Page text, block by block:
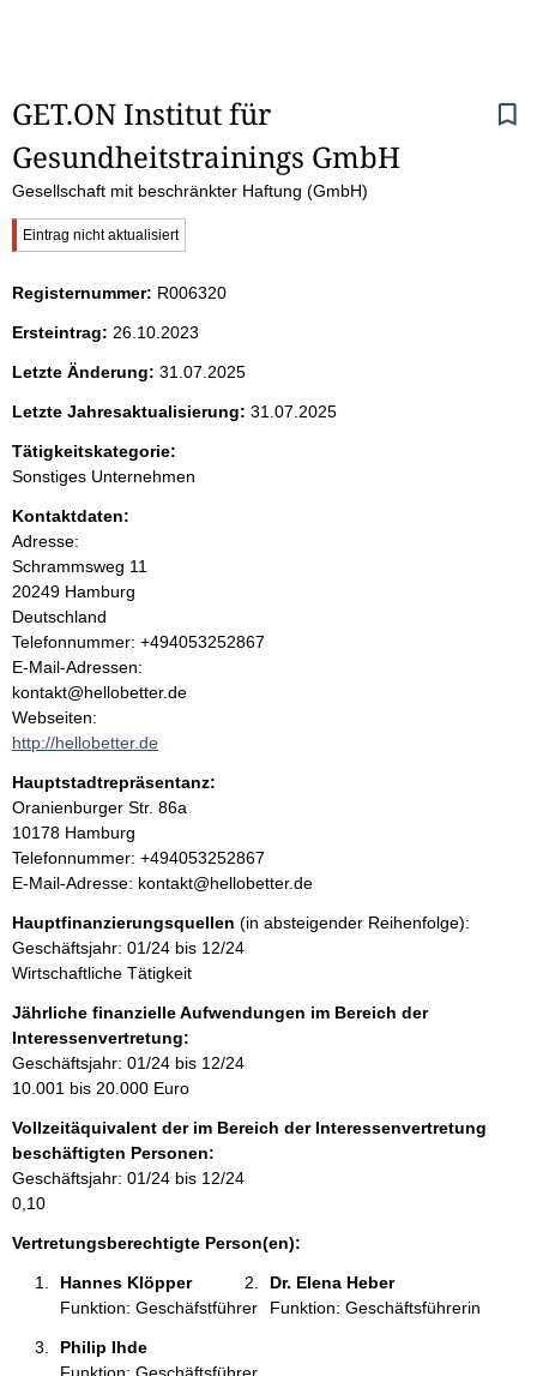
S
e
i
t
e
n
i
n
h
a
l
t
GET.ON Institut für
Gesundheitstrainings GmbH
Gesellschaft mit beschränkter Haftung (GmbH)
W
i
h
i
r
i
n
e
i
s
Eintrag nicht aktualisiert
Registernummer: R006320
Ersteintrag: 26.10.2023
Letzte Änderung: 31.07.2025
Letzte Jahresaktualisierung: 31.07.2025
Tätigkeitskategorie:
Sonstiges Unternehmen
Kontaktdaten:
Adresse:
Schrammsweg 11
20249 Hamburg
Deutschland
K
o
n
t
a
t
i
n
o
r
m
a
i
o
n
e
n
:
Telefonnummer: +494053252867
E-Mail-Adressen:
kontakt@hellobetter.de
Webseiten:
http://hellobetter.de
Hauptstadtrepräsentanz:
A
d
r
e
s
e
Oranienburger Str. 86a
10178 Hamburg
K
o
t
a
k
t
i
n
f
r
m
a
t
i
Telefonnummer: +494053252867
E-Mail-Adresse: kontakt@hellobetter.de
Hauptfinanzierungsquellen (in absteigender Reihenfolge):
Geschäftsjahr: 01/24 bis 12/24
Wirtschaftliche Tätigkeit
Jährliche finanzielle Aufwendungen im Bereich der
Interessenvertretung:
Geschäftsjahr: 01/24 bis 12/24
10.001 bis 20.000 Euro
Vollzeitäquivalent der im Bereich der Interessenvertretung
beschäftigten Personen:
Geschäftsjahr: 01/24 bis 12/24
0,10
Vertretungsberechtigte Person(en):
Hannes Klöpper
Funktion: Geschäfstführer
Dr. Elena Heber
Funktion: Geschäftsführerin
Philip Ihde